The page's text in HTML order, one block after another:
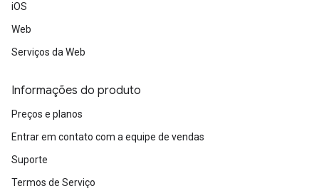
iOS
Web
Serviços da Web
Informações do produto
Preços e planos
Entrar em contato com a equipe de vendas
Suporte
Termos de Serviço